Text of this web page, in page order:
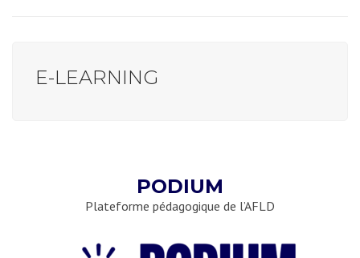
E-LEARNING
PODIUM
Plateforme pédagogique de l’AFLD